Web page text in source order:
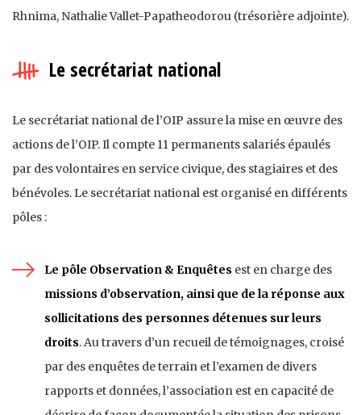
Rhnima, Nathalie Vallet-Papatheodorou (trésorière adjointe).
Le secrétariat national
Le secrétariat national de l’OIP assure la mise en œuvre des
actions de l’OIP. Il compte 11 permanents salariés épaulés
par des volontaires en service civique, des stagiaires et des
bénévoles. Le secrétariat national est organisé en différents
pôles :
Le pôle Observation & Enquêtes est en charge des
missions d’observation, ainsi que de la réponse aux
sollicitations des personnes détenues sur leurs
droits. Au travers d’un recueil de témoignages, croisé
par des enquêtes de terrain et l’examen de divers
rapports et données, l’association est en capacité de